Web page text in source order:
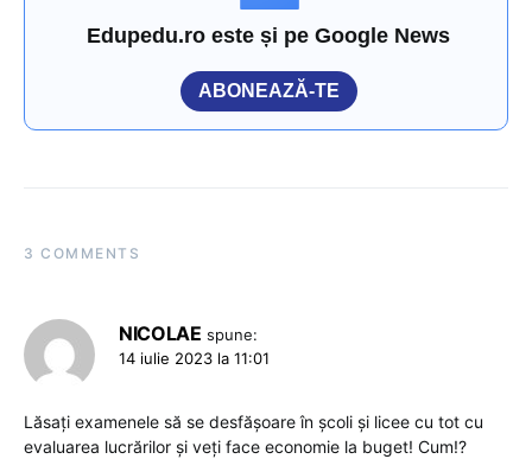
Edupedu.ro este și pe Google News
ABONEAZĂ-TE
3 COMMENTS
NICOLAE spune:
14 iulie 2023 la 11:01
Lăsați examenele să se desfășoare în școli și licee cu tot cu
evaluarea lucrărilor și veți face economie la buget! Cum!?